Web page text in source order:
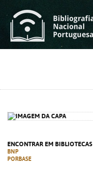
ENCONTRAR EM BIBLIOTECAS
BNP
PORBASE